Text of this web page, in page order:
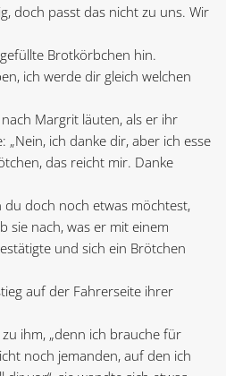
doch passt das nicht zu uns. Wir
Brotkörbchen hin.
ich werde dir gleich welchen
Margrit läuten, als er ihr
ich danke dir, aber ich esse
das reicht mir. Danke
du doch noch etwas möchtest,
sie nach, was er mit einem
und sich ein Brötchen
auf der Fahrerseite ihrer
zu ihm, „denn ich brauche für
noch jemanden, auf den ich